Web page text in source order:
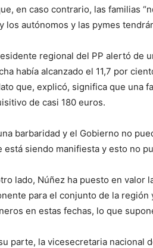
en caso contrario, las familias
los autónomos y las pymes
regional del PP alertó de
había alcanzado el 11,7 por
que, explicó, significa que una
de casi 180 euros.
barbaridad y el Gobierno no
está siendo manifiesta y esto no
lado, Núñez ha puesto en valor
para el conjunto de la
en estas fechas, lo que
parte, la vicesecretaria nacional